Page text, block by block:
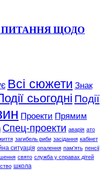
ПИТАННЯ ЩОДО
Всі сюжети Знак
сьогодні Події
Проекти Прямим
Спец-проекти аварія ато
загибель риби засідання кабінет
ситуація опалення пам'ять пенсії
свято служба у справах дітей
школа